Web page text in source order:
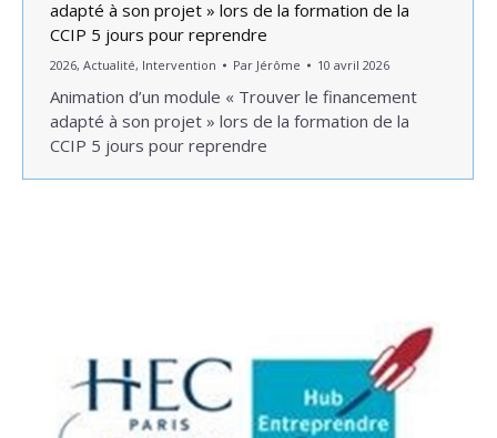
adapté à son projet » lors de la formation de la
CCIP 5 jours pour reprendre
2026, Actualité, Intervention Par Jérôme 10 avril 2026
Animation d’un module « Trouver le financement
adapté à son projet » lors de la formation de la
CCIP 5 jours pour reprendre